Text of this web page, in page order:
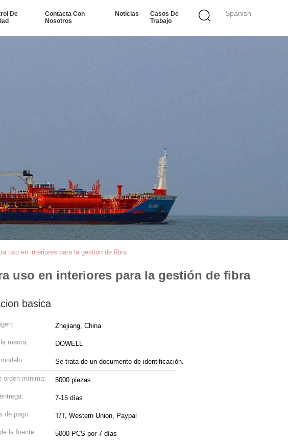
Spanish
De
Contacta Con
Nosotros
Noticias
Casos De
Trabajo
uso en interiores para la gestión de fibra
uso en interiores para la gestión de fibra
basica
Zhejiang, China
marca: DOWELL
Se trata de un documento de identificación.
orden mínima: 5000 piezas
7-15 días
de pago: T/T, Western Union, Paypal
la fuente: 5000 PCS por 7 días